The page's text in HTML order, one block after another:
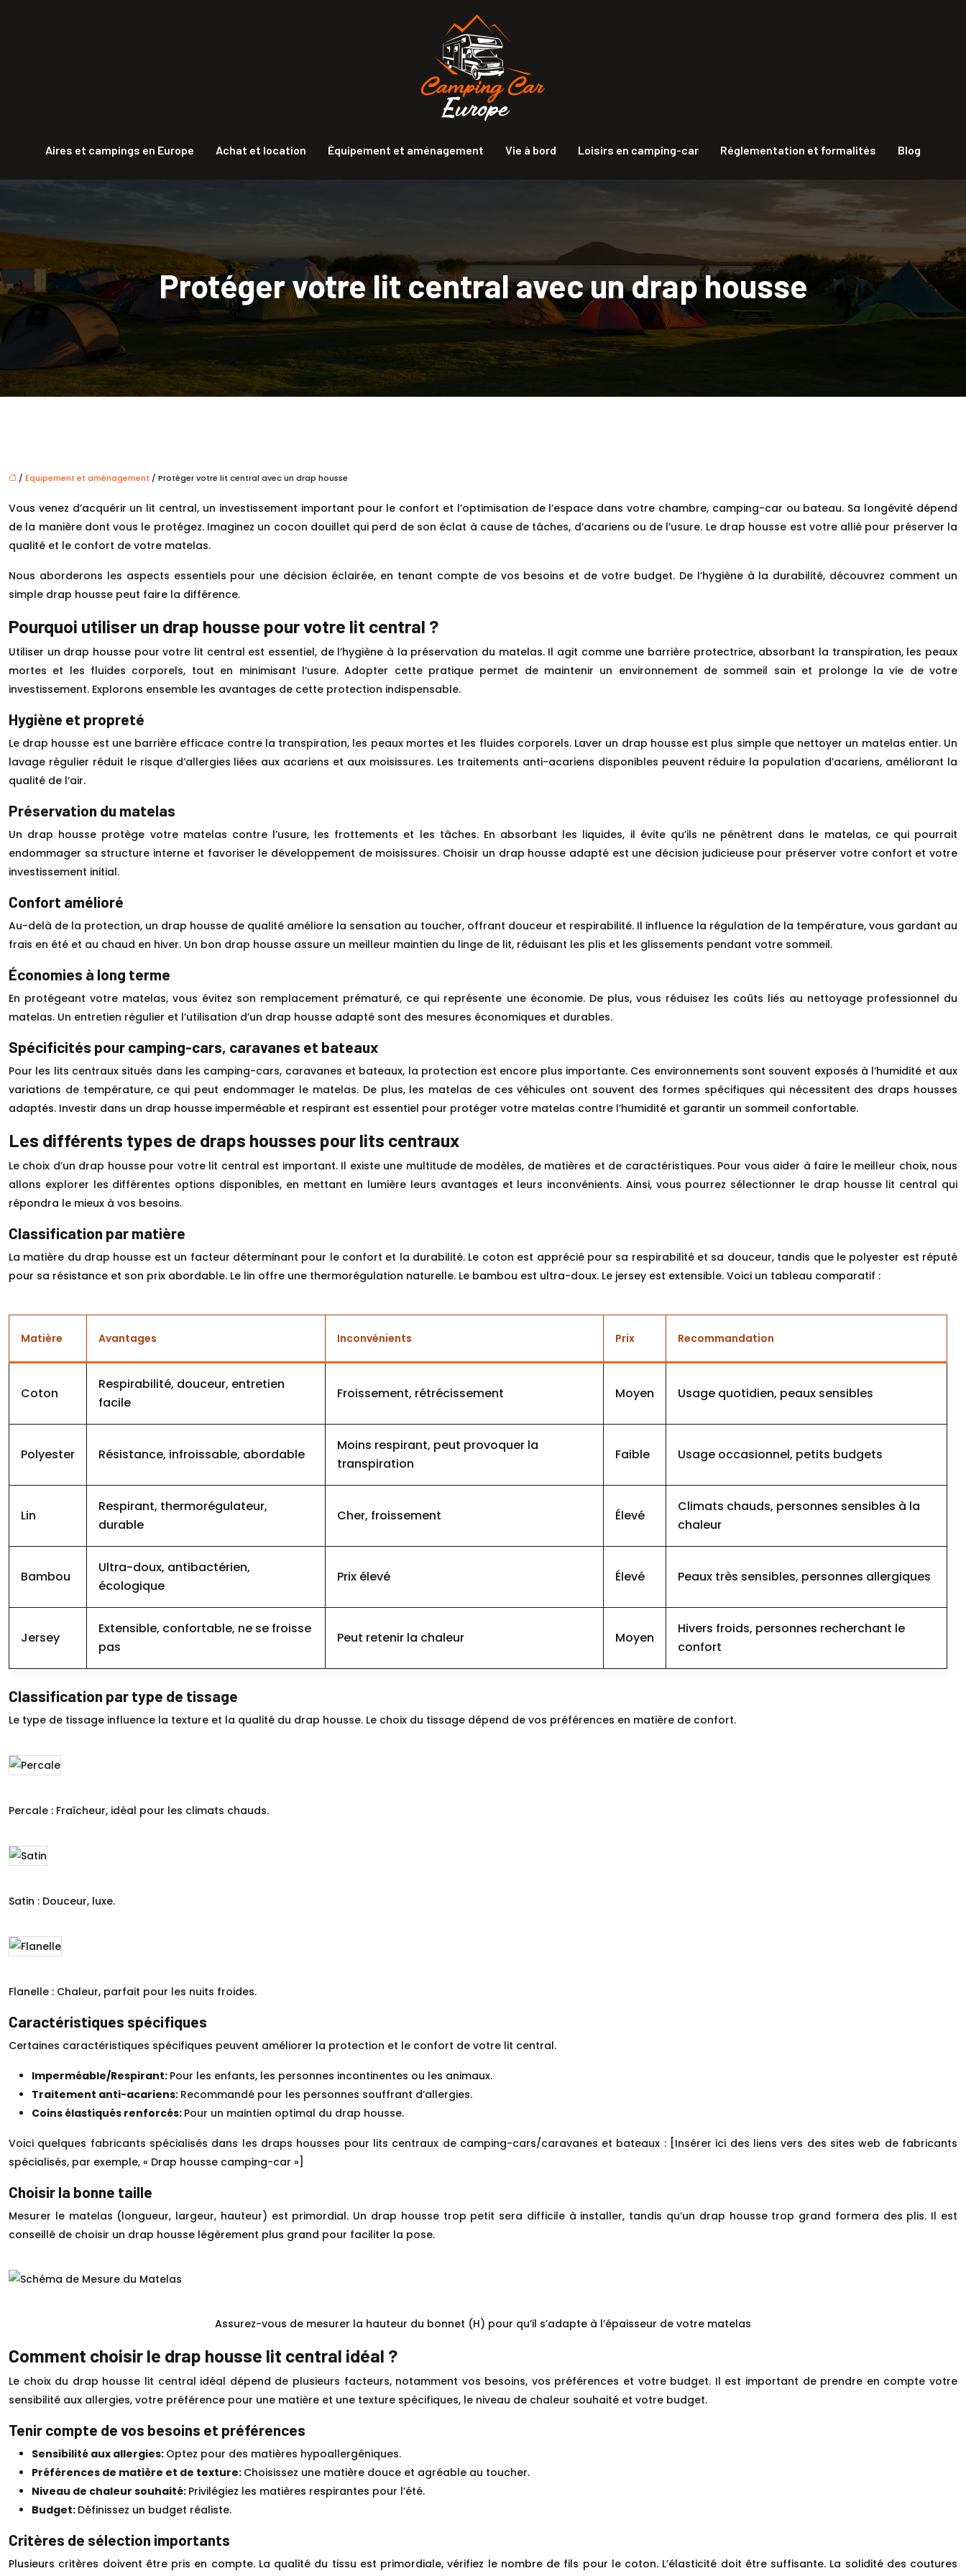
Aires et campings en Europe Achat et location Équipement et aménagement Vie à bord Loisirs en camping-car Réglementation et formalités Blog
Protéger votre lit central avec un drap housse
/ Équipement et aménagement / Protéger votre lit central avec un drap housse
Vous venez d’acquérir un lit central, un investissement important pour le confort et l’optimisation de l’espace dans votre chambre, camping-car ou bateau. Sa longévité dépend
de la manière dont vous le protégez. Imaginez un cocon douillet qui perd de son éclat à cause de tâches, d’acariens ou de l’usure. Le drap housse est votre allié pour préserver la
qualité et le confort de votre matelas.
Nous aborderons les aspects essentiels pour une décision éclairée, en tenant compte de vos besoins et de votre budget. De l’hygiène à la durabilité, découvrez comment un
simple drap housse peut faire la différence.
Pourquoi utiliser un drap housse pour votre lit central ?
Utiliser un drap housse pour votre lit central est essentiel, de l’hygiène à la préservation du matelas. Il agit comme une barrière protectrice, absorbant la transpiration, les peaux
mortes et les fluides corporels, tout en minimisant l’usure. Adopter cette pratique permet de maintenir un environnement de sommeil sain et prolonge la vie de votre
investissement. Explorons ensemble les avantages de cette protection indispensable.
Hygiène et propreté
Le drap housse est une barrière efficace contre la transpiration, les peaux mortes et les fluides corporels. Laver un drap housse est plus simple que nettoyer un matelas entier. Un
lavage régulier réduit le risque d’allergies liées aux acariens et aux moisissures. Les traitements anti-acariens disponibles peuvent réduire la population d’acariens, améliorant la
qualité de l’air.
Préservation du matelas
Un drap housse protège votre matelas contre l’usure, les frottements et les tâches. En absorbant les liquides, il évite qu’ils ne pénètrent dans le matelas, ce qui pourrait
endommager sa structure interne et favoriser le développement de moisissures. Choisir un drap housse adapté est une décision judicieuse pour préserver votre confort et votre
investissement initial.
Confort amélioré
Au-delà de la protection, un drap housse de qualité améliore la sensation au toucher, offrant douceur et respirabilité. Il influence la régulation de la température, vous gardant au
frais en été et au chaud en hiver. Un bon drap housse assure un meilleur maintien du linge de lit, réduisant les plis et les glissements pendant votre sommeil.
Économies à long terme
En protégeant votre matelas, vous évitez son remplacement prématuré, ce qui représente une économie. De plus, vous réduisez les coûts liés au nettoyage professionnel du
matelas. Un entretien régulier et l’utilisation d’un drap housse adapté sont des mesures économiques et durables.
Spécificités pour camping-cars, caravanes et bateaux
Pour les lits centraux situés dans les camping-cars, caravanes et bateaux, la protection est encore plus importante. Ces environnements sont souvent exposés à l’humidité et aux
variations de température, ce qui peut endommager le matelas. De plus, les matelas de ces véhicules ont souvent des formes spécifiques qui nécessitent des draps housses
adaptés. Investir dans un drap housse imperméable et respirant est essentiel pour protéger votre matelas contre l’humidité et garantir un sommeil confortable.
Les différents types de draps housses pour lits centraux
Le choix d’un drap housse pour votre lit central est important. Il existe une multitude de modèles, de matières et de caractéristiques. Pour vous aider à faire le meilleur choix, nous
allons explorer les différentes options disponibles, en mettant en lumière leurs avantages et leurs inconvénients. Ainsi, vous pourrez sélectionner le drap housse lit central qui
répondra le mieux à vos besoins.
Classification par matière
La matière du drap housse est un facteur déterminant pour le confort et la durabilité. Le coton est apprécié pour sa respirabilité et sa douceur, tandis que le polyester est réputé
pour sa résistance et son prix abordable. Le lin offre une thermorégulation naturelle. Le bambou est ultra-doux. Le jersey est extensible. Voici un tableau comparatif :
Matière Avantages Inconvénients Prix Recommandation
Coton
Respirabilité, douceur, entretien
facile
Froissement, rétrécissement Moyen Usage quotidien, peaux sensibles
Polyester Résistance, infroissable, abordable
Moins respirant, peut provoquer la
transpiration
Faible Usage occasionnel, petits budgets
Lin
Respirant, thermorégulateur,
durable
Cher, froissement Élevé
Climats chauds, personnes sensibles à la
chaleur
Bambou
Ultra-doux, antibactérien,
écologique
Prix élevé Élevé Peaux très sensibles, personnes allergiques
Jersey
Extensible, confortable, ne se froisse
pas
Peut retenir la chaleur Moyen
Hivers froids, personnes recherchant le
confort
Classification par type de tissage
Le type de tissage influence la texture et la qualité du drap housse. Le choix du tissage dépend de vos préférences en matière de confort.
Percale : Fraîcheur, idéal pour les climats chauds.
Satin : Douceur, luxe.
Flanelle : Chaleur, parfait pour les nuits froides.
Caractéristiques spécifiques
Certaines caractéristiques spécifiques peuvent améliorer la protection et le confort de votre lit central.
Imperméable/Respirant: Pour les enfants, les personnes incontinentes ou les animaux.
Traitement anti-acariens: Recommandé pour les personnes souffrant d’allergies.
Coins élastiqués renforcés: Pour un maintien optimal du drap housse.
Voici quelques fabricants spécialisés dans les draps housses pour lits centraux de camping-cars/caravanes et bateaux : [Insérer ici des liens vers des sites web de fabricants
spécialisés, par exemple, « Drap housse camping-car »]
Choisir la bonne taille
Mesurer le matelas (longueur, largeur, hauteur) est primordial. Un drap housse trop petit sera difficile à installer, tandis qu’un drap housse trop grand formera des plis. Il est
conseillé de choisir un drap housse légèrement plus grand pour faciliter la pose.
Assurez-vous de mesurer la hauteur du bonnet (H) pour qu’il s’adapte à l’épaisseur de votre matelas
Comment choisir le drap housse lit central idéal ?
Le choix du drap housse lit central idéal dépend de plusieurs facteurs, notamment vos besoins, vos préférences et votre budget. Il est important de prendre en compte votre
sensibilité aux allergies, votre préférence pour une matière et une texture spécifiques, le niveau de chaleur souhaité et votre budget.
Tenir compte de vos besoins et préférences
Sensibilité aux allergies: Optez pour des matières hypoallergéniques.
Préférences de matière et de texture: Choisissez une matière douce et agréable au toucher.
Niveau de chaleur souhaité: Privilégiez les matières respirantes pour l’été.
Budget: Définissez un budget réaliste.
Critères de sélection importants
Plusieurs critères doivent être pris en compte. La qualité du tissu est primordiale, vérifiez le nombre de fils pour le coton. L’élasticité doit être suffisante. La solidité des coutures